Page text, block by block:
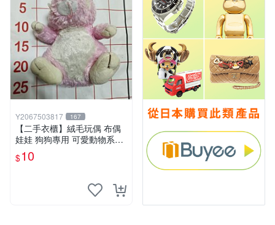
Y2067503817 167
【二手衣櫃】絨毛玩偶 布偶
娃娃 狗狗專用 可愛動物系列
耐咬耐磨玩具 玩偶 粉紅熊寵
物玩具 1120929
$10